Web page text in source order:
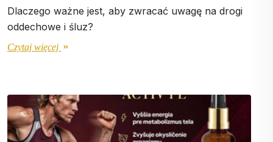
Dlaczego ważne jest, aby zwracać uwagę na drogi
oddechowe i śluz?
Czytaj więcej